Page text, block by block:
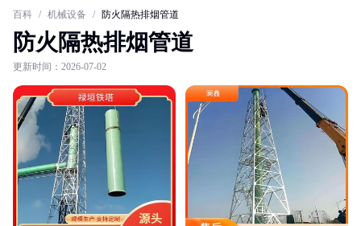
百科 / 机械设备 / 防火隔热排烟管道
防火隔热排烟管道
更新时间：2026-07-02